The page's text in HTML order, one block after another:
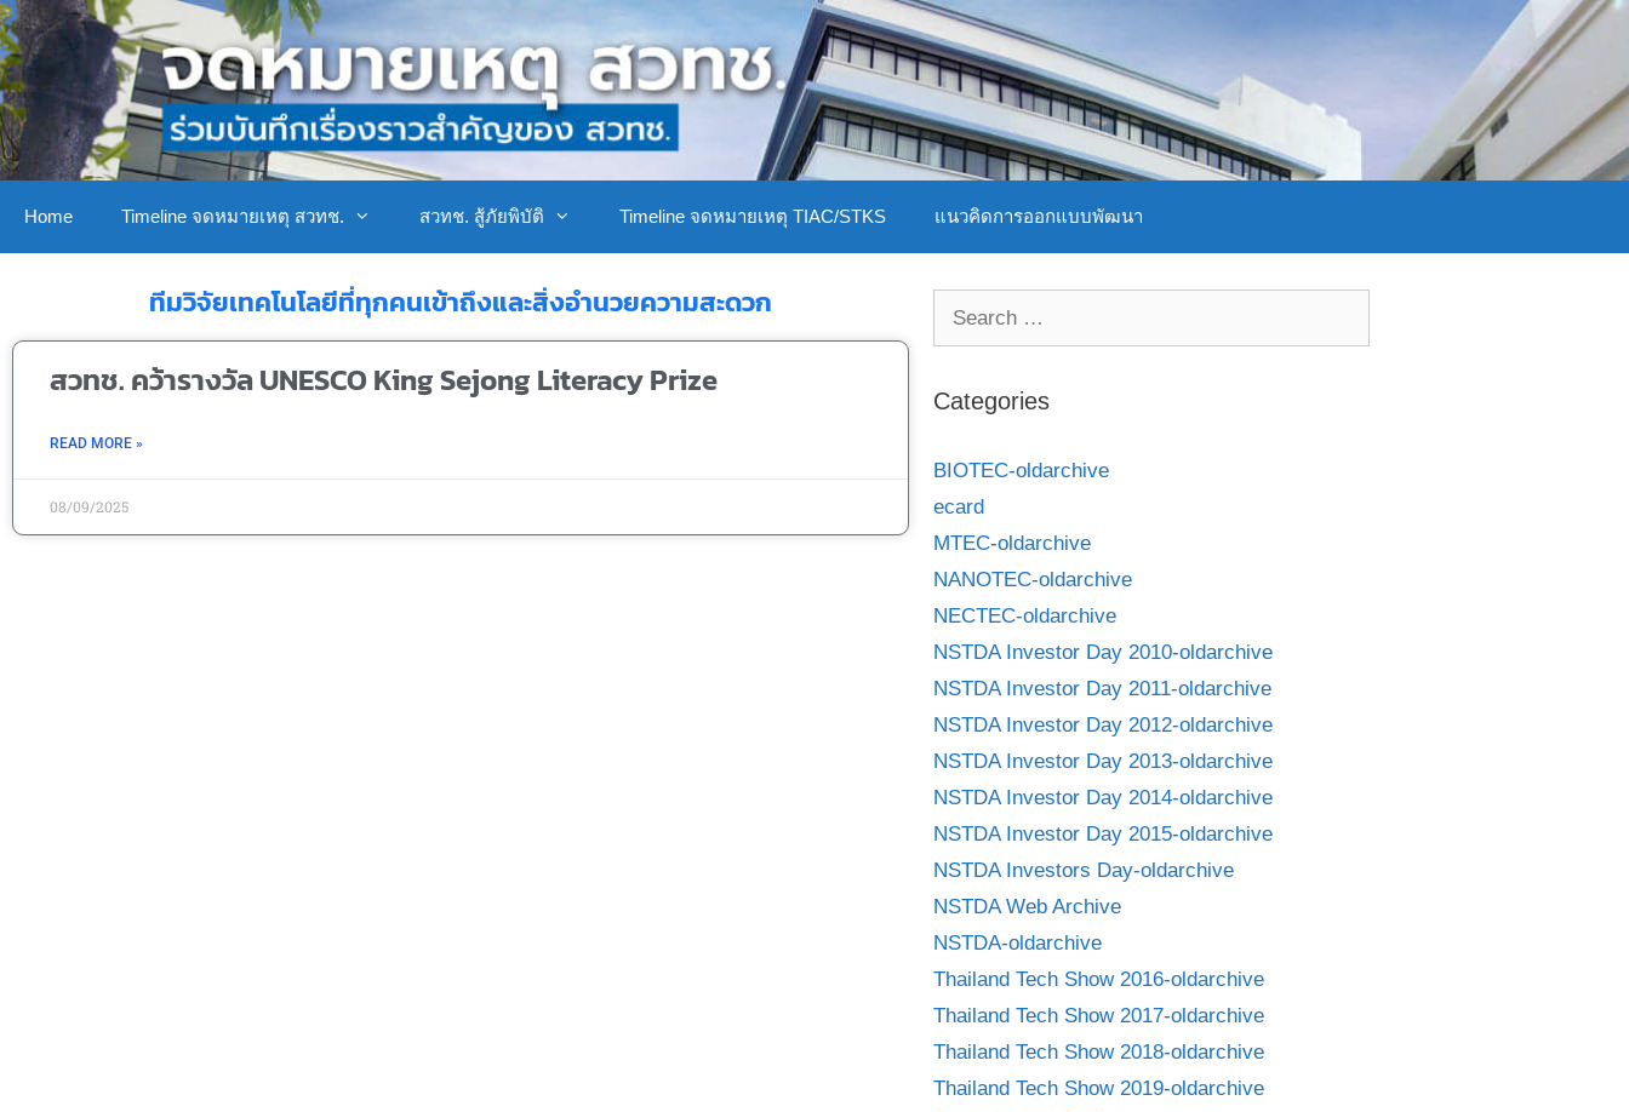
Home Timeline จดหมายเหตุ สวทช. สวทช. สู้ภัยพิบัติ Timeline จดหมายเหตุ TIAC/STKS แนวคิดการออกแบบพัฒนา
ทีมวิจัยเทคโนโลยีที่ทุกคนเข้าถึงและสิ่งอำนวยความสะดวก
สวทช. คว้ารางวัล UNESCO King Sejong Literacy Prize
READ MORE »
08/09/2025
Categories
BIOTEC-oldarchive
ecard
MTEC-oldarchive
NANOTEC-oldarchive
NECTEC-oldarchive
NSTDA Investor Day 2010-oldarchive
NSTDA Investor Day 2011-oldarchive
NSTDA Investor Day 2012-oldarchive
NSTDA Investor Day 2013-oldarchive
NSTDA Investor Day 2014-oldarchive
NSTDA Investor Day 2015-oldarchive
NSTDA Investors Day-oldarchive
NSTDA Web Archive
NSTDA-oldarchive
Thailand Tech Show 2016-oldarchive
Thailand Tech Show 2017-oldarchive
Thailand Tech Show 2018-oldarchive
Thailand Tech Show 2019-oldarchive